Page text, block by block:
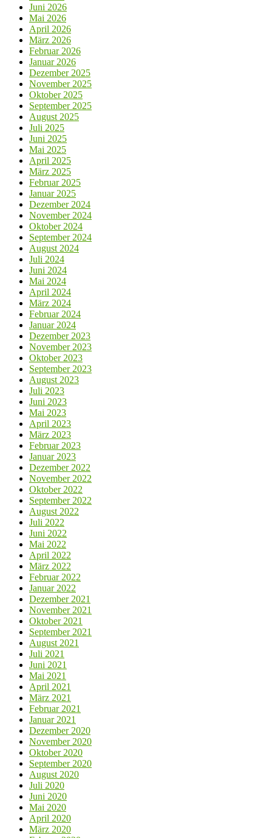
Juni 2026
Mai 2026
April 2026
März 2026
Februar 2026
Januar 2026
Dezember 2025
November 2025
Oktober 2025
September 2025
August 2025
Juli 2025
Juni 2025
Mai 2025
April 2025
März 2025
Februar 2025
Januar 2025
Dezember 2024
November 2024
Oktober 2024
September 2024
August 2024
Juli 2024
Juni 2024
Mai 2024
April 2024
März 2024
Februar 2024
Januar 2024
Dezember 2023
November 2023
Oktober 2023
September 2023
August 2023
Juli 2023
Juni 2023
Mai 2023
April 2023
März 2023
Februar 2023
Januar 2023
Dezember 2022
November 2022
Oktober 2022
September 2022
August 2022
Juli 2022
Juni 2022
Mai 2022
April 2022
März 2022
Februar 2022
Januar 2022
Dezember 2021
November 2021
Oktober 2021
September 2021
August 2021
Juli 2021
Juni 2021
Mai 2021
April 2021
März 2021
Februar 2021
Januar 2021
Dezember 2020
November 2020
Oktober 2020
September 2020
August 2020
Juli 2020
Juni 2020
Mai 2020
April 2020
März 2020